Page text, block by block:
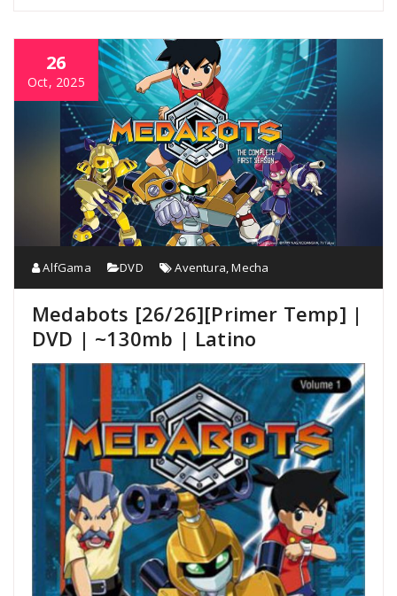
26
Oct, 2025
AlfGama DVD Aventura,Mecha
Medabots [26/26][Primer Temp] |
DVD | ~130mb | Latino